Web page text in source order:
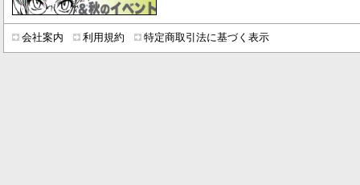
会社案内 利用規約 特定商取引法に基づく表示